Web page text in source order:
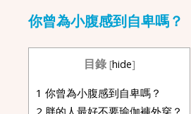
你曾為小腹感到自卑嗎？
目錄 [hide]
1 你曾為小腹感到自卑嗎？
2 胖的人最好不要瑜伽褲外穿？